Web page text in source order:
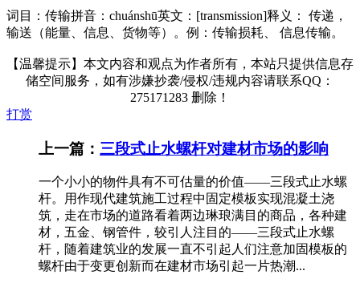
词目：传输拼音：chuánshū英文：[transmission]释义： 传递，
输送（能量、信息、货物等）。例：传输损耗、 信息传输。
【温馨提示】本文内容和观点为作者所有，本站只提供信息存
储空间服务，如有涉嫌抄袭/侵权/违规内容请联系QQ：
275171283 删除！
打赏
上一篇： 三段式止水螺杆对建材市场的影响
一个小小的物件具有不可估量的价值——三段式止水螺
杆。用作现代建筑施工过程中固定模板实现混凝土浇
筑，走在市场的道路看着两边琳琅满目的商品，各种建
材，五金、钢管件，较引人注目的——三段式止水螺
杆，随着建筑业的发展一直不引起人们注意加固模板的
螺杆由于变更创新而在建材市场引起一片热潮...